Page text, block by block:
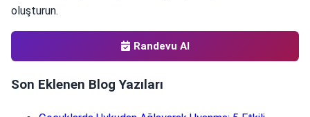
oluşturun.
Randevu Al
Son Eklenen Blog Yazıları